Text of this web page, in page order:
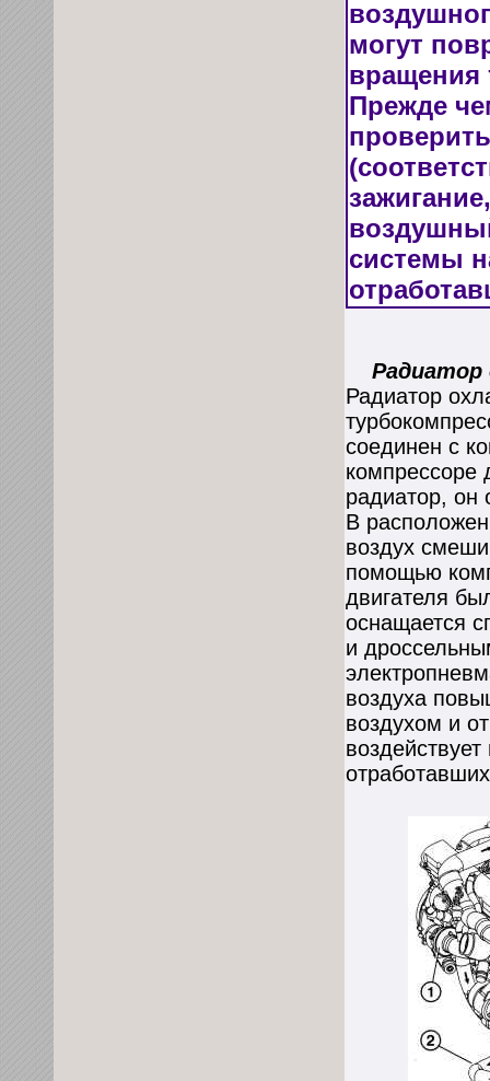
могут
вращения
Прежде
системы
Радиатор
Радиатор
соединен с
компрессоре
радиатор, он
В
воздух
помощью
двигателя
оснащается
и
воздуха
воздухом и